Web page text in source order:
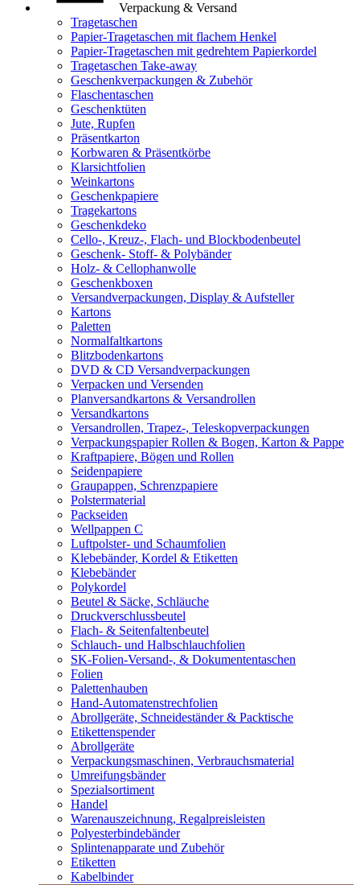
Verpackung & Versand
Tragetaschen
Papier-Tragetaschen mit flachem Henkel
Papier-Tragetaschen mit gedrehtem Papierkordel
Tragetaschen Take-away
Geschenkverpackungen & Zubehör
Flaschentaschen
Geschenktüten
Jute, Rupfen
Präsentkarton
Korbwaren & Präsentkörbe
Klarsichtfolien
Weinkartons
Geschenkpapiere
Tragekartons
Geschenkdeko
Cello-, Kreuz-, Flach- und Blockbodenbeutel
Geschenk- Stoff- & Polybänder
Holz- & Cellophanwolle
Geschenkboxen
Versandverpackungen, Display & Aufsteller
Kartons
Paletten
Normalfaltkartons
Blitzbodenkartons
DVD & CD Versandverpackungen
Verpacken und Versenden
Planversandkartons & Versandrollen
Versandkartons
Versandrollen, Trapez-, Teleskopverpackungen
Verpackungspapier Rollen & Bogen, Karton & Pappe
Kraftpapiere, Bögen und Rollen
Seidenpapiere
Graupappen, Schrenzpapiere
Polstermaterial
Packseiden
Wellpappen C
Luftpolster- und Schaumfolien
Klebebänder, Kordel & Etiketten
Klebebänder
Polykordel
Beutel & Säcke, Schläuche
Druckverschlussbeutel
Flach- & Seitenfaltenbeutel
Schlauch- und Halbschlauchfolien
SK-Folien-Versand-, & Dokumententaschen
Folien
Palettenhauben
Hand-Automatenstrechfolien
Abrollgeräte, Schneideständer & Packtische
Etikettenspender
Abrollgeräte
Verpackungsmaschinen, Verbrauchsmaterial
Umreifungsbänder
Spezialsortiment
Handel
Warenauszeichnung, Regalpreisleisten
Polyesterbindebänder
Splintenapparate und Zubehör
Etiketten
Kabelbinder